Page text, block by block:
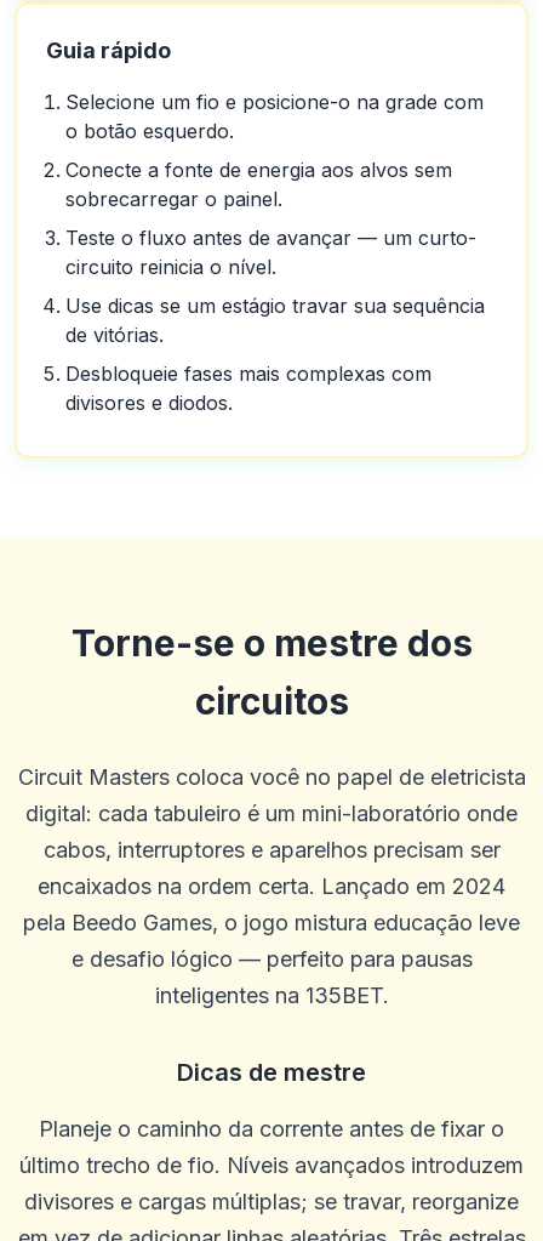
Guia rápido
Selecione um fio e posicione-o na grade com
o botão esquerdo.
Conecte a fonte de energia aos alvos sem
sobrecarregar o painel.
Teste o fluxo antes de avançar — um curto-
circuito reinicia o nível.
Use dicas se um estágio travar sua sequência
de vitórias.
Desbloqueie fases mais complexas com
divisores e diodos.
Torne-se o mestre dos
circuitos
Circuit Masters coloca você no papel de eletricista
digital: cada tabuleiro é um mini-laboratório onde
cabos, interruptores e aparelhos precisam ser
encaixados na ordem certa. Lançado em 2024
pela Beedo Games, o jogo mistura educação leve
e desafio lógico — perfeito para pausas
inteligentes na 135BET.
Dicas de mestre
Planeje o caminho da corrente antes de fixar o
último trecho de fio. Níveis avançados introduzem
divisores e cargas múltiplas; se travar, reorganize
Betus. Tem sido um livro de esportes muito bom e tem bons jogos
de cassino.
0 0
B
2025-10-15 07:14:11
uauoooo!!!
Mikey Smooth Loe
2025-10-03 11:10:45
S
2025-10-01 07:09:57
um dia em um dia
0 0